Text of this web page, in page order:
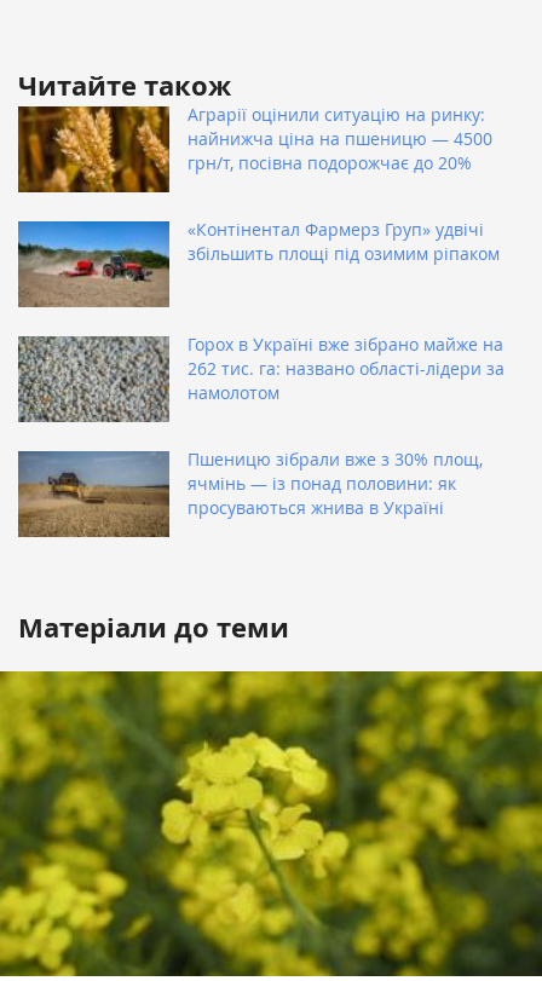
Читайте також
Аграрії оцінили ситуацію на ринку:
найнижча ціна на пшеницю — 4500
грн/т, посівна подорожчає до 20%
«Контінентал Фармерз Груп» удвічі
збільшить площі під озимим ріпаком
Горох в Україні вже зібрано майже на
262 тис. га: названо області-лідери за
намолотом
Пшеницю зібрали вже з 30% площ,
ячмінь — із понад половини: як
просуваються жнива в Україні
Матеріали до теми